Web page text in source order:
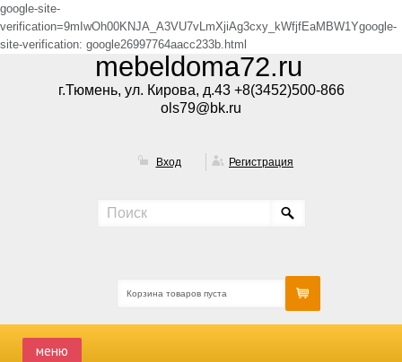
google-site-
verification=9mIwOh00KNJA_A3VU7vLmXjiAg3cxy_kWfjfEaMBW1Ygoogle-
site-verification: google26997764aacc233b.html
mebeldoma72.ru
г.Тюмень, ул. Кирова, д.43 +8(3452)500-866
ols79@bk.ru
Вход Регистрация
Корзина товаров пуста
меню